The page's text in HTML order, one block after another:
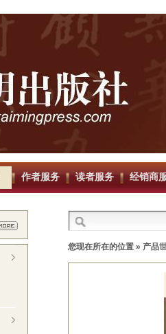
作者服务 读者服务 经销商
您现在所在的位置 » 产品